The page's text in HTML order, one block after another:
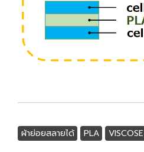
ผ้าย่อยสลายได้ PLA VISCOSE